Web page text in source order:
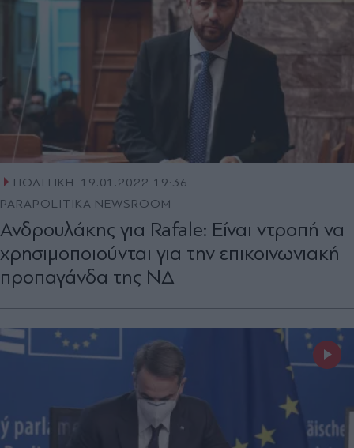
ΠΟΛΙΤΙΚΗ
19.01.2022 19:36
PARAPOLITIKA NEWSROOM
Ανδρουλάκης για Rafale: Είναι ντροπή να
χρησιμοποιούνται για την επικοινωνιακή
προπαγάνδα της ΝΔ